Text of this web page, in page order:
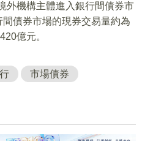
外機構主體進入銀行間債券市
債券市場的現券交易量約為
億元。
市場債券